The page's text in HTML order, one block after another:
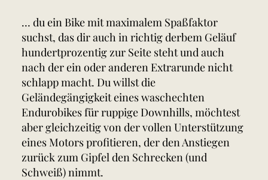
… du ein Bike mit maximalem Spaßfaktor
suchst, das dir auch in richtig derbem Geläuf
hundertprozentig zur Seite steht und auch
nach der ein oder anderen Extrarunde nicht
schlapp macht. Du willst die
Geländegängigkeit eines waschechten
Endurobikes für ruppige Downhills, möchtest
aber gleichzeitig von der vollen Unterstützung
eines Motors profitieren, der den Anstiegen
zurück zum Gipfel den Schrecken (und
Schweiß) nimmt.